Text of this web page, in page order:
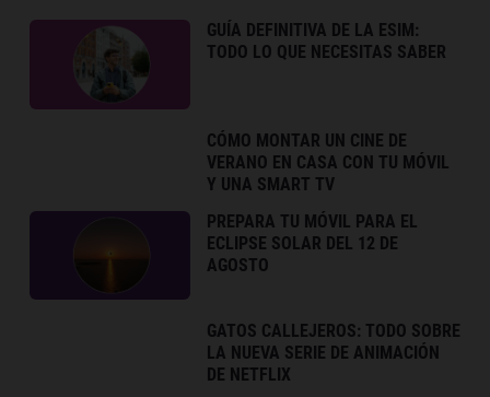
GUÍA DEFINITIVA DE LA ESIM:
TODO LO QUE NECESITAS SABER
CÓMO MONTAR UN CINE DE
VERANO EN CASA CON TU MÓVIL
Y UNA SMART TV
PREPARA TU MÓVIL PARA EL
ECLIPSE SOLAR DEL 12 DE
AGOSTO
GATOS CALLEJEROS: TODO SOBRE
LA NUEVA SERIE DE ANIMACIÓN
DE NETFLIX